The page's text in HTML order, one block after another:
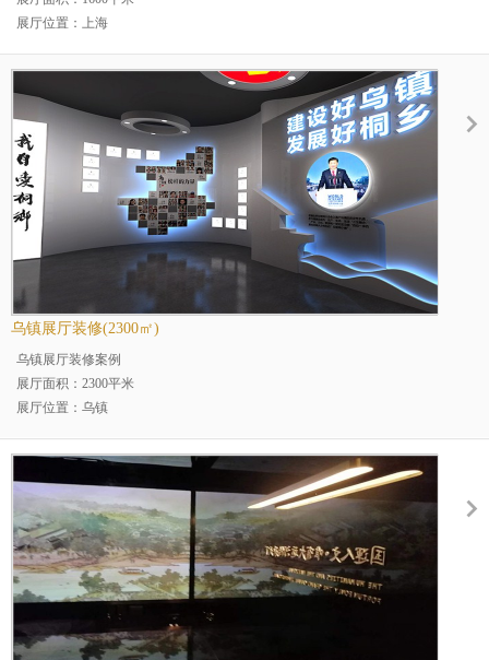
展厅位置：上海
行业分类：电子产品展厅
乌镇展厅装修(2300㎡)
乌镇展厅装修案例
展厅面积：2300平米
展厅位置：乌镇